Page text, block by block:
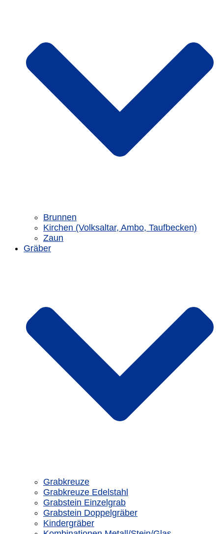
Brunnen
Kirchen (Volksaltar, Ambo, Taufbecken)
Zaun
Gräber
Grabkreuze
Grabkreuze Edelstahl
Grabstein Einzelgrab
Grabstein Doppelgräber
Kindergräber